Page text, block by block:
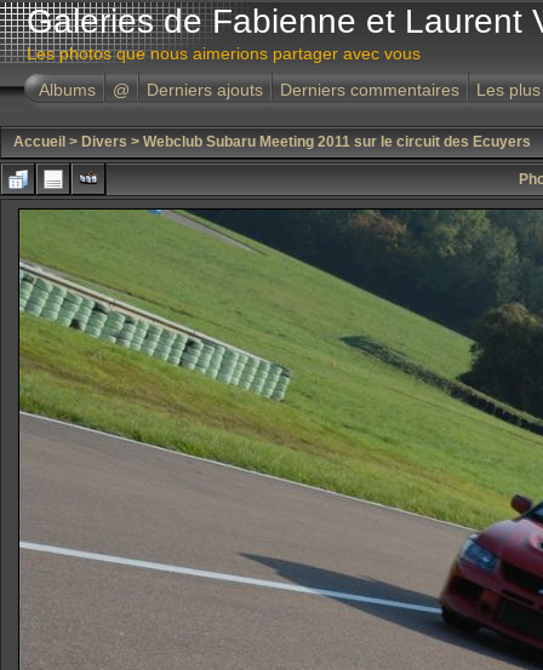
Galeries de Fabienne et Laurent
Les photos que nous aimerions partager avec vous
Albums
@ Derniers ajouts Derniers commentaires Les
Accueil > Divers > Webclub Subaru Meeting 2011 sur le circuit des Ecuyers